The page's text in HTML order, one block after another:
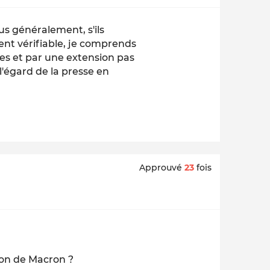
généralement, s'ils
vérifiable, je comprends
et par une extension pas
de la presse en
Approuvé 23 fois
de Macron ?